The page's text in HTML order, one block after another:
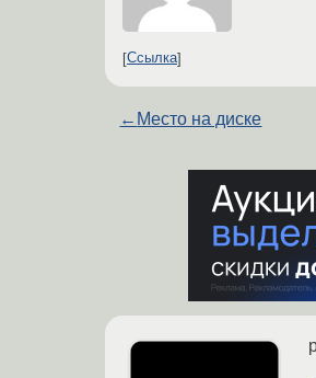
Ссылка
← Место на диске